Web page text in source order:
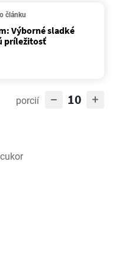
článku
Výborné sladké
príležitosť
porcií 10